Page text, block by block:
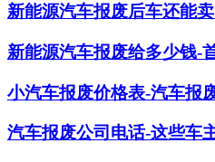
新能源汽车报废后车还能
新能源汽车报废给多少钱-
小汽车报废价格表-汽车报
汽车报废公司电话-这些车